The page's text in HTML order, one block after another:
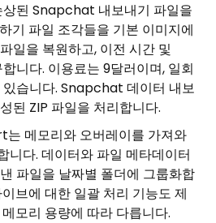
된 Snapchat 내보내기 파일을
기 파일 조각들을 기본 이미지에
일을 복원하고, 이전 시간 및
니다. 이용료는 9달러이며, 일회
있습니다. Snapchat 데이터 내보
된 ZIP 파일을 처리합니다.
메모리와 오버레이를 가져와
니다. 데이터와 파일 메타데이터
파일을 날짜별 폴더에 그룹화합
브에 대한 일괄 처리 기능도 제
모리 용량에 따라 다릅니다.